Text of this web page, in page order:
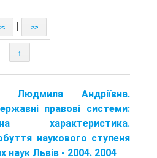
>>
↑
Людмила Андріївна.
правові системи:
характеристика.
наукового ступеня
наук Львів - 2004. 2004